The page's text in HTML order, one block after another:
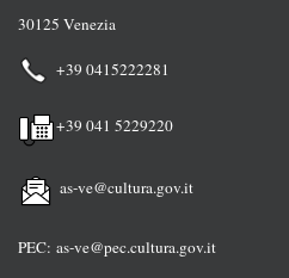
30125 Venezia
+39 0415222281
+39 041 5229220
as-ve@cultura.gov.it
PEC: as-ve@pec.cultura.gov.it